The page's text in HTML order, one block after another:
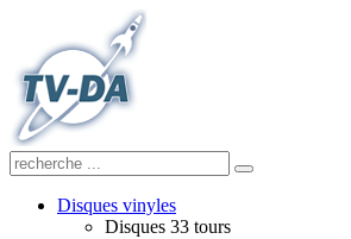
Disques vinyles
Disques 33 tours